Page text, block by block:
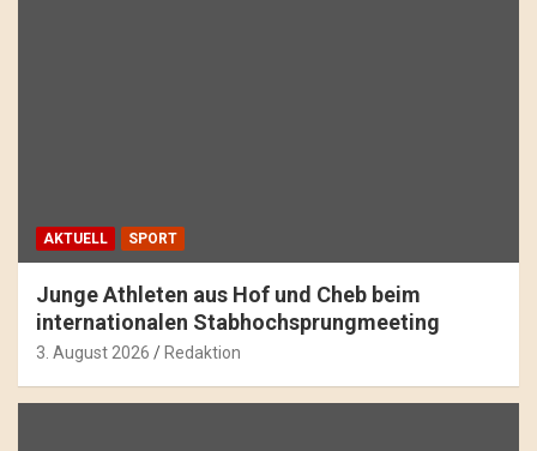
AKTUELL SPORT
Junge Athleten aus Hof und Cheb beim
internationalen Stabhochsprungmeeting
3. August 2026 Redaktion